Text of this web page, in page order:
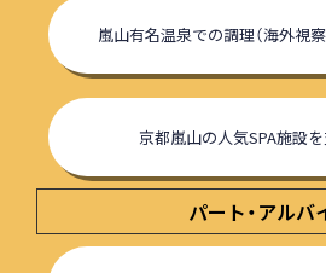
嵐山有名温泉での調理（海外視
京都嵐山の人気SPA施設
パート・アルバ